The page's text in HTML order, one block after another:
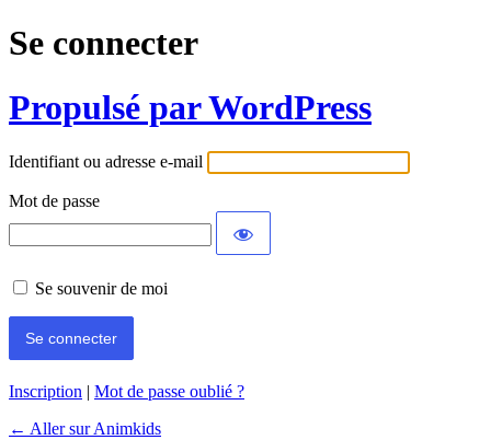
Se connecter
Propulsé par WordPress
Identifiant ou adresse e-mail
Mot de passe
Se souvenir de moi
Inscription | Mot de passe oublié ?
← Aller sur Animkids